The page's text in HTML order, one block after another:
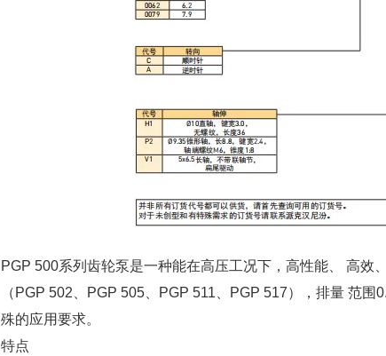
PGP 500系列齿轮泵是一种能在高压工况下，高性能、 高效
（PGP 502、PGP 505、PGP 511、PGP 517），排量 范
殊的应用要求。
特点